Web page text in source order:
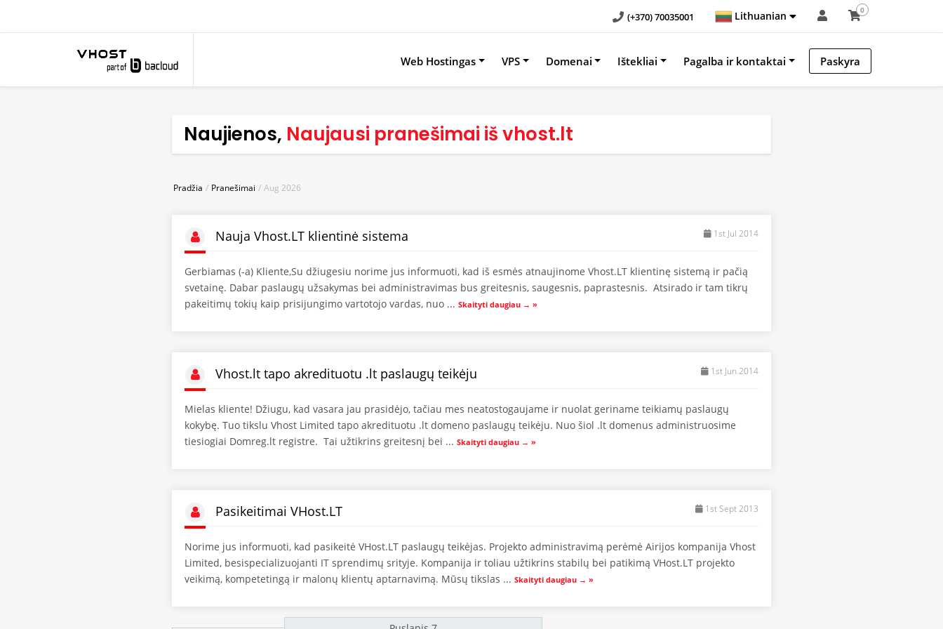
(+370) 70035001 Lithuanian 0
Web Hostingas VPS Domenai Ištekliai Pagalba ir kontaktai Paskyra
Naujienos, Naujausi pranešimai iš vhost.lt
Pradžia Pranešimai Aug 2026
Nauja Vhost.LT klientinė sistema 1st Jul 2014
Gerbiamas (-a) Kliente,Su džiugesiu norime jus informuoti, kad iš esmės atnaujinome Vhost.LT klientinę sistemą ir pačią
svetainę. Dabar paslaugų užsakymas bei administravimas bus greitesnis, saugesnis, paprastesnis. Atsirado ir tam tikrų
pakeitimų tokių kaip prisijungimo vartotojo vardas, nuo ... Skaityti daugiau → »
Vhost.lt tapo akredituotu .lt paslaugų teikėju 1st Jun 2014
Mielas kliente! Džiugu, kad vasara jau prasidėjo, tačiau mes neatostogaujame ir nuolat geriname teikiamų paslaugų
kokybę. Tuo tikslu Vhost Limited tapo akredituotu .lt domeno paslaugų teikėju. Nuo šiol .lt domenus administruosime
tiesiogiai Domreg.lt registre. Tai užtikrins greitesnį bei ... Skaityti daugiau → »
Pasikeitimai VHost.LT 1st Sept 2013
Norime jus informuoti, kad pasikeitė VHost.LT paslaugų teikėjas. Projekto administravimą perėmė Airijos kompanija Vhost
Limited, besispecializuojanti IT sprendimų srityje. Kompanija ir toliau užtikrins stabilų bei patikimą VHost.LT projekto
veikimą, kompetetingą ir malonų klientų aptarnavimą. Mūsų tikslas ... Skaityti daugiau → »